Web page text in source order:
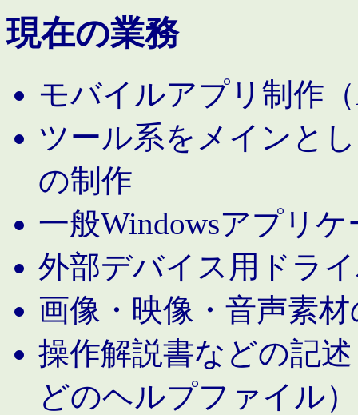
現在の業務
モバイルアプリ制作
ツール系をメインと
の制作
一般Windowsアプリ
外部デバイス用ドラ
画像・映像・音声素
操作解説書などの記
どのヘルプファイル）